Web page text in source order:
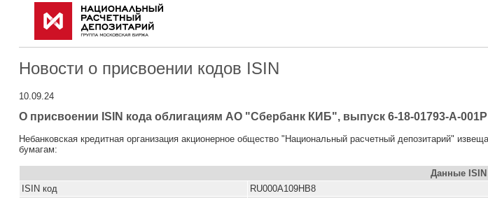
Новости о присвоении кодов ISIN
10.09.24
О присвоении ISIN кода облигациям АО "Сбербанк КИБ", выпуск 6-18-01793-A-001P
Небанковская кредитная организация акционерное общество "Национальный расчетный депозитарий"
бумагам:
Данные ISIN
ISIN код
RU000A109HB8